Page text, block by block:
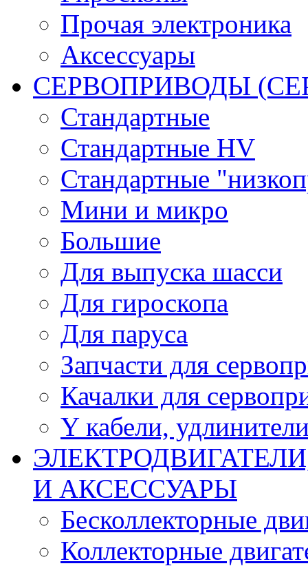
Прочая электроника
Аксессуары
СЕРВОПРИВОДЫ
Стандартные
Стандартные HV
Стандартные
Мини и микро
Большие
Для выпуска шасси
Для гироскопа
Для паруса
Запчасти для
Качалки для
Y кабели,
И АКСЕССУАРЫ
Бесколлекторные
Коллекторные